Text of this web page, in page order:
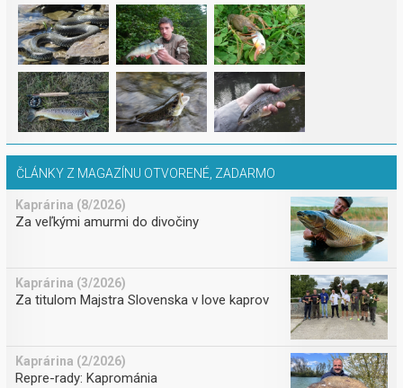
ČLÁNKY Z MAGAZÍNU OTVORENÉ, ZADARMO
Kaprárina (8/2026)
Za veľkými amurmi do divočiny
Kaprárina (3/2026)
Za titulom Majstra Slovenska v love kaprov
Kaprárina (2/2026)
Repre-rady: Kaprománia